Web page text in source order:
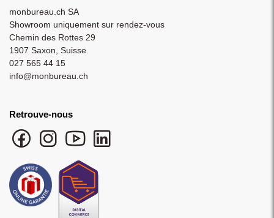
monbureau.ch SA
Showroom uniquement sur rendez-vous
Chemin des Rottes 29
1907 Saxon, Suisse
027 565 44 15
info@monbureau.ch
Retrouve-nous
Facebook monbureau
Instagram monbureau
YouTube monbureau